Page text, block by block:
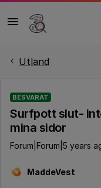
Utland
BESVARAT
Surfpott slut-
mina sidor
Forum|Forum|5 years
M MaddeVest